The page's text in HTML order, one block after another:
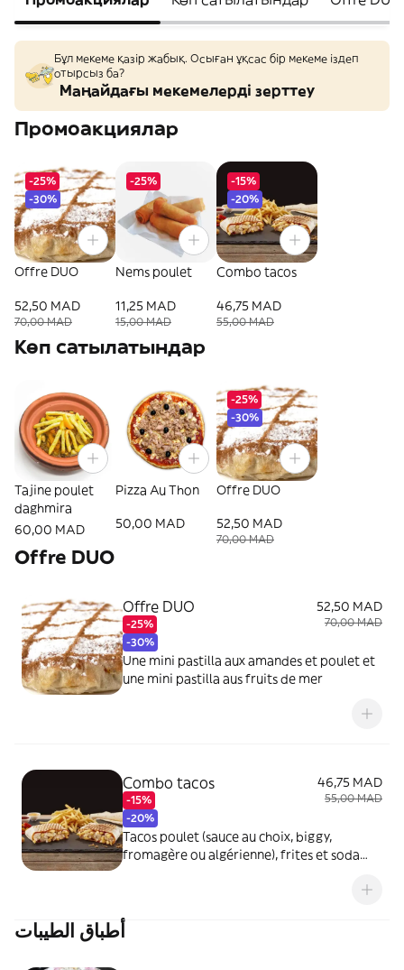
Бұл мекеме қазір жабық. Осыған ұқсас бір мекеме іздеп
отырсыз ба?
Маңайдағы мекемелерді зерттеу
Промоакциялар
-25%
-30%
Offre DUO
52,50 MAD
70,00 MAD
-25%
Nems poulet
11,25 MAD
15,00 MAD
-15%
-20%
Combo tacos
46,75 MAD
55,00 MAD
Көп сатылатындар
Tajine poulet
daghmira
60,00 MAD
Pizza Au Thon
50,00 MAD
-25%
-30%
Offre DUO
52,50 MAD
70,00 MAD
Offre DUO
Offre DUO
-25%
-30%
52,50 MAD
70,00 MAD
Une mini pastilla aux amandes et poulet et
une mini pastilla aus fruits de mer
Combo tacos
-15%
-20%
46,75 MAD
55,00 MAD
Tacos poulet (sauce au choix, biggy,
fromagère ou algérienne), frites et soda
أطباق الطيبات